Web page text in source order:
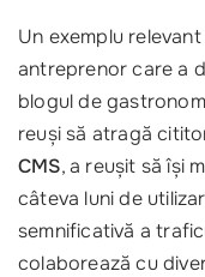
Un exemplu
antreprenor care a
blogul de
reuși să atragă
CMS, a reușit să își
câteva luni de
semnificativă a
colaborează cu